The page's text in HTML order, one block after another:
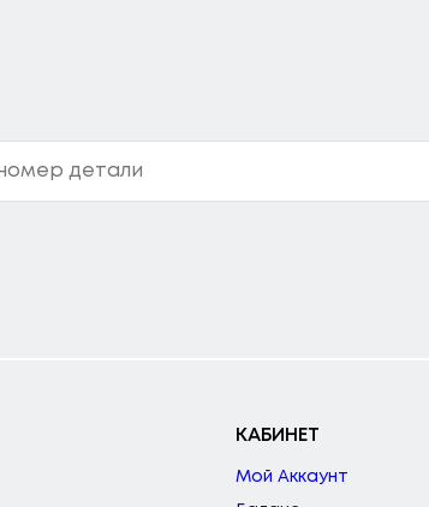
КАБИНЕТ
Мой Аккаунт